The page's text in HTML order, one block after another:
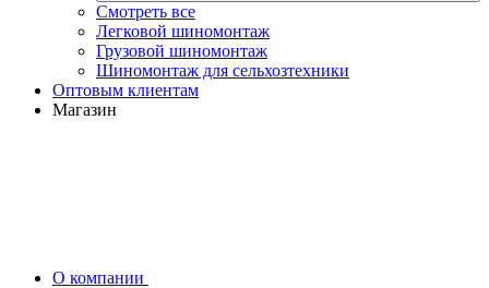
Смотреть все
Легковой шиномонтаж
Грузовой шиномонтаж
Шиномонтаж для сельхозтехники
Оптовым клиентам
Магазин
О компании